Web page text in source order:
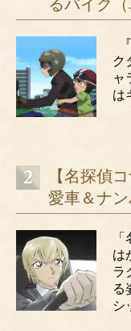
翼を広げて/
Dream×Dream/
Everlasting/B’z
ワンモアタイ
るバイク
ク
ャ
は
【名探偵
愛車＆ナン
は
ラ
る
シ